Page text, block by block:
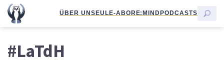
ÜBER UNSEULE-ABORE:MINDPODCASTS
#LaTdH